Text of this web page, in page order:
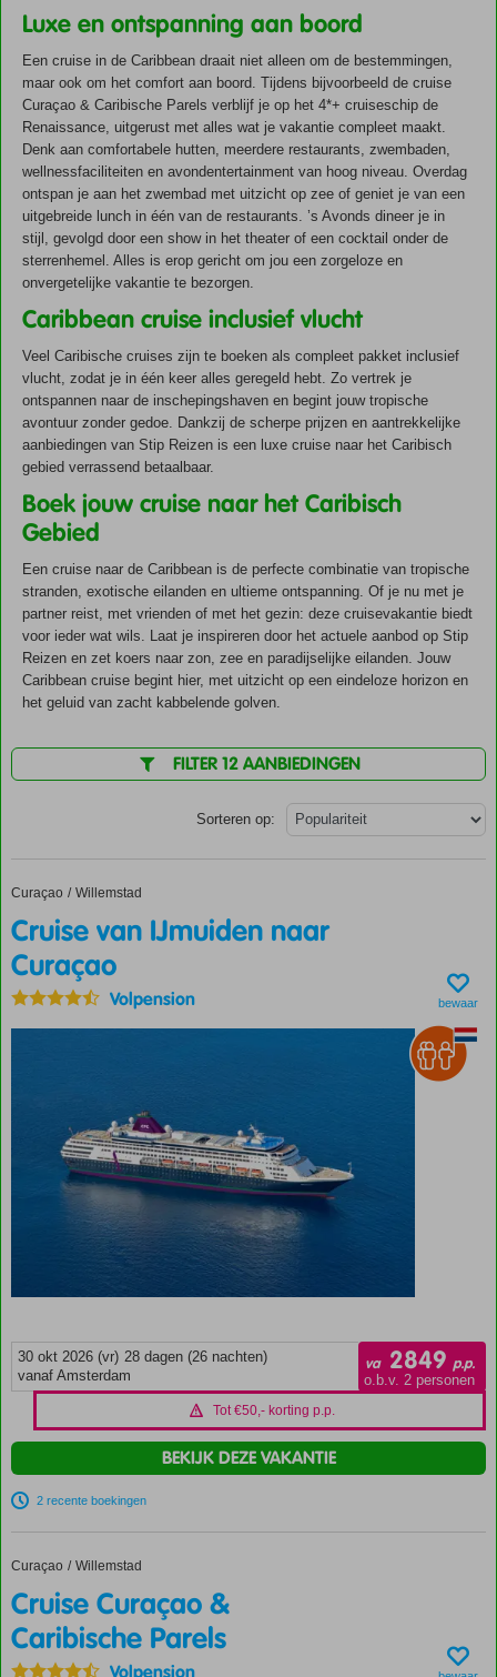
Luxe en ontspanning aan boord
Een cruise in de Caribbean draait niet alleen om de bestemmingen,
maar ook om het comfort aan boord. Tijdens bijvoorbeeld de cruise
Curaçao & Caribische Parels verblijf je op het 4*+ cruiseschip de
Renaissance, uitgerust met alles wat je vakantie compleet maakt.
Denk aan comfortabele hutten, meerdere restaurants, zwembaden,
wellnessfaciliteiten en avondentertainment van hoog niveau. Overdag
ontspan je aan het zwembad met uitzicht op zee of geniet je van een
uitgebreide lunch in één van de restaurants. ’s Avonds dineer je in
stijl, gevolgd door een show in het theater of een cocktail onder de
sterrenhemel. Alles is erop gericht om jou een zorgeloze en
onvergetelijke vakantie te bezorgen.
Caribbean cruise inclusief vlucht
Veel Caribische cruises zijn te boeken als compleet pakket inclusief
vlucht, zodat je in één keer alles geregeld hebt. Zo vertrek je
ontspannen naar de inschepingshaven en begint jouw tropische
avontuur zonder gedoe. Dankzij de scherpe prijzen en aantrekkelijke
aanbiedingen van Stip Reizen is een luxe cruise naar het Caribisch
gebied verrassend betaalbaar.
Boek jouw cruise naar het Caribisch
Gebied
Een cruise naar de Caribbean is de perfecte combinatie van tropische
stranden, exotische eilanden en ultieme ontspanning. Of je nu met je
partner reist, met vrienden of met het gezin: deze cruisevakantie biedt
voor ieder wat wils. Laat je inspireren door het actuele aanbod op Stip
Reizen en zet koers naar zon, zee en paradijselijke eilanden. Jouw
Caribbean cruise begint hier, met uitzicht op een eindeloze horizon en
het geluid van zacht kabbelende golven.
FILTER 12 AANBIEDINGEN
Sorteren op:
Home
Curaçao Willemstad
Cruise van IJmuiden naar Curaçao
Cruise van IJmuiden naar
Curaçao
Volpension bewaar
30 okt 2026 (vr) 28 dagen (26 nachten)
vanaf Amsterdam
va 2849 p.p.
o.b.v. 2 personen
Tot €50,- korting p.p.
2 recente boekingen
BEKIJK DEZE VAKANTIE
Home
Curaçao Willemstad
Cruise Curaçao & Caribische Parels
Cruise Curaçao &
Caribische Parels
Volpension